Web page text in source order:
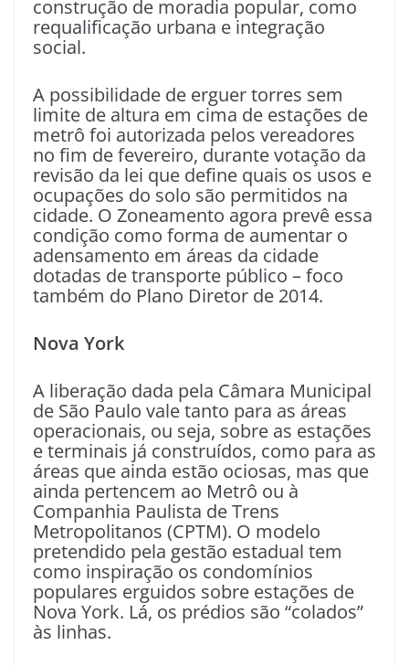
construção de moradia popular, como
requalificação urbana e integração
social.
A possibilidade de erguer torres sem
limite de altura em cima de estações de
metrô foi autorizada pelos vereadores
no fim de fevereiro, durante votação da
revisão da lei que define quais os usos e
ocupações do solo são permitidos na
cidade. O Zoneamento agora prevê essa
condição como forma de aumentar o
adensamento em áreas da cidade
dotadas de transporte público – foco
também do Plano Diretor de 2014.
Nova York
A liberação dada pela Câmara Municipal
de São Paulo vale tanto para as áreas
operacionais, ou seja, sobre as estações
e terminais já construídos, como para as
áreas que ainda estão ociosas, mas que
ainda pertencem ao Metrô ou à
Companhia Paulista de Trens
Metropolitanos (CPTM). O modelo
pretendido pela gestão estadual tem
como inspiração os condomínios
populares erguidos sobre estações de
Nova York. Lá, os prédios são “colados”
às linhas.